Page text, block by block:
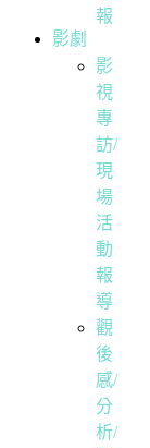
報
影劇
影
視
專
訪/
現
場
活
動
報
導
觀
後
感/
分
析/